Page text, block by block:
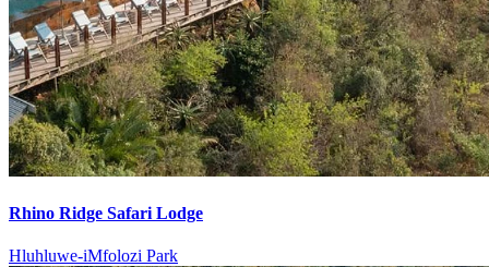
Rhino Ridge Safari Lodge
Hluhluwe-iMfolozi Park